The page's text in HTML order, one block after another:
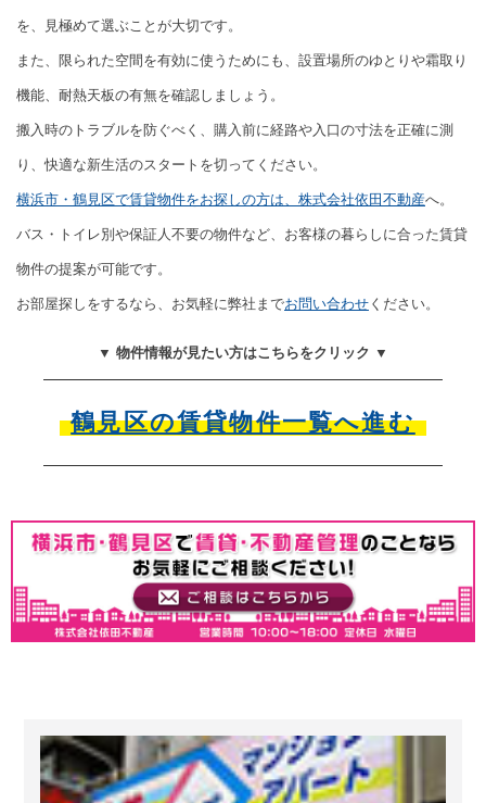
を、見極めて選ぶことが大切です。
また、限られた空間を有効に使うためにも、設置場所のゆとりや霜取り
機能、耐熱天板の有無を確認しましょう。
搬入時のトラブルを防ぐべく、購入前に経路や入口の寸法を正確に測
り、快適な新生活のスタートを切ってください。
横浜市・鶴見区で賃貸物件をお探しの方は、株式会社依田不動産へ。
バス・トイレ別や保証人不要の物件など、お客様の暮らしに合った賃貸
物件の提案が可能です。
お部屋探しをするなら、お気軽に弊社までお問い合わせ ください。
▼ 物件情報が見たい方はこちらをクリック ▼
鶴見区の賃貸物件一覧へ進む